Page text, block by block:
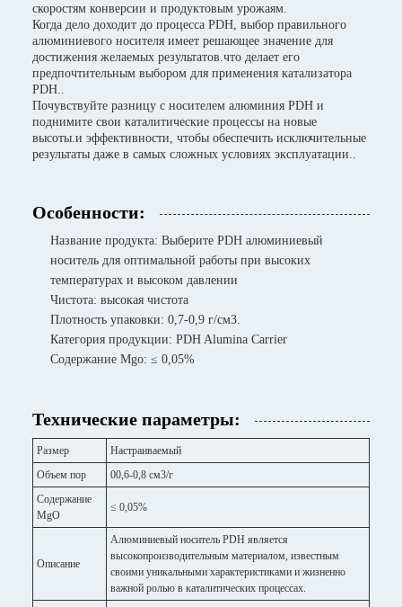
скоростям конверсии и продуктовым урожаям.
Когда дело доходит до процесса PDH, выбор правильного
алюминиевого носителя имеет решающее значение для
достижения желаемых результатов.что делает его
предпочтительным выбором для применения катализатора
PDH..
Почувствуйте разницу с носителем алюминия PDH и
поднимите свои каталитические процессы на новые
высоты.и эффективности, чтобы обеспечить исключительные
результаты даже в самых сложных условиях эксплуатации..
Особенности:
Название продукта: Выберите PDH алюминиевый
носитель для оптимальной работы при высоких
температурах и высоком давлении
Чистота: высокая чистота
Плотность упаковки: 0,7-0,9 г/см3.
Категория продукции: PDH Alumina Carrier
Содержание Mgo: ≤ 0,05%
Технические параметры:
Размер
Настраиваемый
Объем пор
00,6-0,8 см3/г
Содержание
MgO
≤ 0,05%
Описание
Алюминиевый носитель PDH является
высокопроизводительным материалом, известным
своими уникальными характеристиками и жизненно
важной ролью в каталитических процессах.